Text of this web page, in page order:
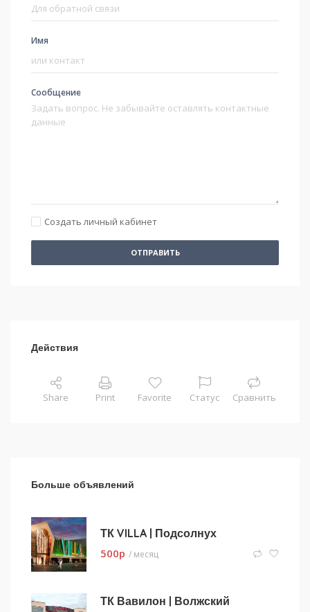
Имя
Сообщение
Создать личный кабинет
ОТПРАВИТЬ
Действия
Share Print Favorite Статус Сравнить
Больше объявлений
ТК VILLA | Подсолнух
500p / месяц
ТК Вавилон | Волжский